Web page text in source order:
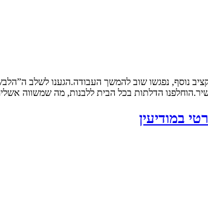
נוסף, נפגשו שוב להמשך העבודה.הגענו לשלב
הדלתות בכל הבית ללבנות, מה שמשווה
במודיעין